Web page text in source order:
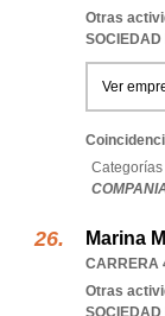
Otras
SOCIEDAD
Ver
Marina
CARRERA
Otras
SOCIEDAD